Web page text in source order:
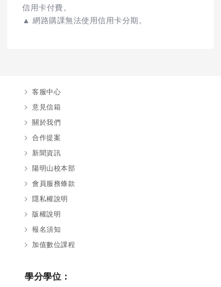
信用卡付費。
▲ 網路購課無法使用信用卡分期。
客服中心
意見信箱
關於我們
合作提案
新聞資訊
陽明山校本部
會員服務條款
隱私權說明
版權說明
報名須知
加值數位課程
學分學位：